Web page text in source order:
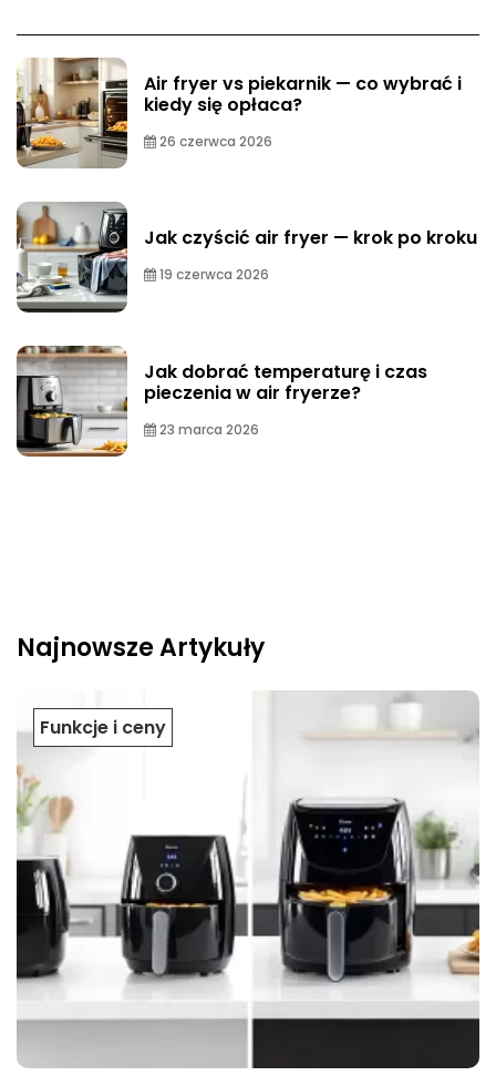
Air fryer vs piekarnik — co wybrać i
kiedy się opłaca?
26 czerwca 2026
Jak czyścić air fryer — krok po kroku
19 czerwca 2026
Jak dobrać temperaturę i czas
pieczenia w air fryerze?
23 marca 2026
Najnowsze Artykuły
Funkcje i ceny